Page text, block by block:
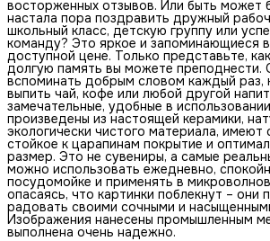
восторженных отзывов. Или быть может
настала пора поздравить дружный
школьный класс, детскую группу или
команду? Это яркое и запоминающиеся
доступной цене. Только представьте,
долгую память вы можете преподнести.
вспоминать добрым словом каждый раз,
выпить чай, кофе или любой другой
замечательные, удобные в
произведены из настоящей керамики,
экологически чистого материала, имеют
стойкое к царапинам покрытие и
размер. Это не сувениры, а самые
можно использовать ежедневно,
посудомойке и применять в
опасаясь, что картинки поблекнут – они
радовать своими сочными и
Изображения нанесены промышленным
выполнена очень надежно.